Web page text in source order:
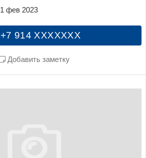
+7 914 XXXXXXX
Добавить заметку
1 фев 2023